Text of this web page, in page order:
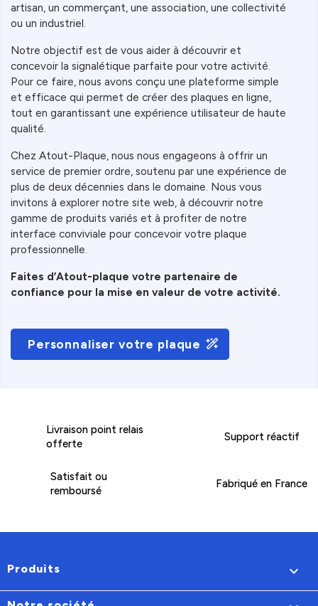
artisan, un commerçant, une association, une collectivité
ou un industriel.
Notre objectif est de vous aider à découvrir et
concevoir la signalétique parfaite pour votre activité.
Pour ce faire, nous avons conçu une plateforme simple
et efficace qui permet de créer des plaques en ligne,
tout en garantissant une expérience utilisateur de haute
qualité.
Chez Atout-Plaque, nous nous engageons à offrir un
service de premier ordre, soutenu par une expérience de
plus de deux décennies dans le domaine. Nous vous
invitons à explorer notre site web, à découvrir notre
gamme de produits variés et à profiter de notre
interface conviviale pour concevoir votre plaque
professionnelle.
Faites d’Atout-plaque votre partenaire de
confiance pour la mise en valeur de votre activité.
Personnaliser votre plaque
Livraison point relais
offerte
Support réactif
Satisfait ou
remboursé
Fabriqué en France
Produits 